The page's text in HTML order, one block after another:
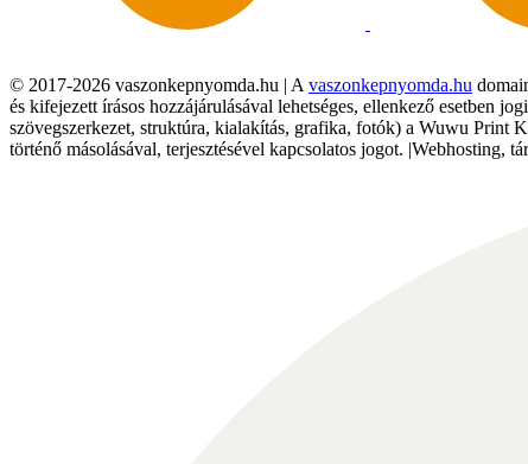
© 2017-2026 vaszonkepnyomda.hu | A vaszonkepnyomda.hu
és kifejezett írásos hozzájárulásával lehetséges, ellenkező esetben
szövegszerkezet, struktúra, kialakítás, grafika, fotók) a Wuwu Print
történő másolásával, terjesztésével kapcsolatos jogot.